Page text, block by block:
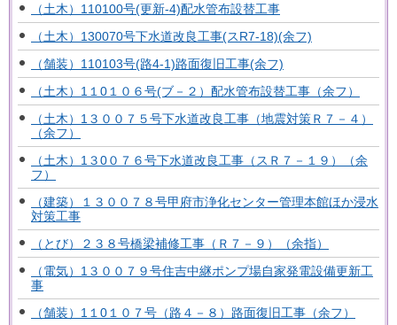
（土木）110100号(更新-4)配水管布設替工事
（土木）130070号下水道改良工事(スR7-18)(余フ)
（舗装）110103号(路4-1)路面復旧工事(余フ)
（土木）1１0１０６号(ブ－２）配水管布設替工事（余フ）
（土木）1３００７５号下水道改良工事（地震対策Ｒ７－４）
（余フ）
（土木）1３0０７６号下水道改良工事（スＲ７－１９）（余
フ）
（建築）１３００７８号甲府市浄化センター管理本館ほか浸水
対策工事
（とび）２３８号橋梁補修工事（Ｒ７－９）（余指）
（電気）1３００７９号住吉中継ポンプ場自家発電設備更新工
事
（舗装）1１0１０７号（路４－８）路面復旧工事（余フ）